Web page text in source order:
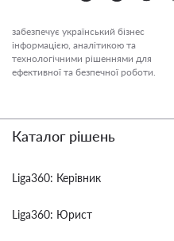
забезпечує український бізнес
інформацією, аналітикою та
технологічними рішеннями для
ефективної та безпечної роботи.
Каталог рішень
Liga360: Керівник
Liga360: Юрист